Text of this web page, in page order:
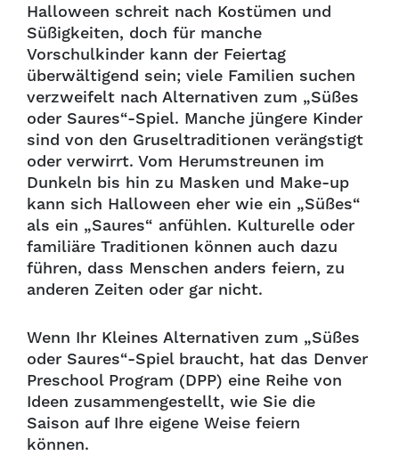
Halloween schreit nach Kostümen und
Süßigkeiten, doch für manche
Vorschulkinder kann der Feiertag
überwältigend sein; viele Familien suchen
verzweifelt nach Alternativen zum „Süßes
oder Saures“-Spiel. Manche jüngere Kinder
sind von den Gruseltraditionen verängstigt
oder verwirrt. Vom Herumstreunen im
Dunkeln bis hin zu Masken und Make-up
kann sich Halloween eher wie ein „Süßes“
als ein „Saures“ anfühlen. Kulturelle oder
familiäre Traditionen können auch dazu
führen, dass Menschen anders feiern, zu
anderen Zeiten oder gar nicht.
Wenn Ihr Kleines Alternativen zum „Süßes
oder Saures“-Spiel braucht, hat das Denver
Preschool Program (DPP) eine Reihe von
Ideen zusammengestellt, wie Sie die
Saison auf Ihre eigene Weise feiern
können.